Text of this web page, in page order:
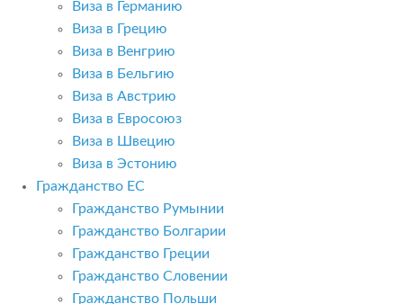
Виза в Германию
Виза в Грецию
Виза в Венгрию
Виза в Бельгию
Виза в Австрию
Виза в Евросоюз
Виза в Швецию
Виза в Эстонию
Гражданство ЕС
Гражданство Румынии
Гражданство Болгарии
Гражданство Греции
Гражданство Словении
Гражданство Польши